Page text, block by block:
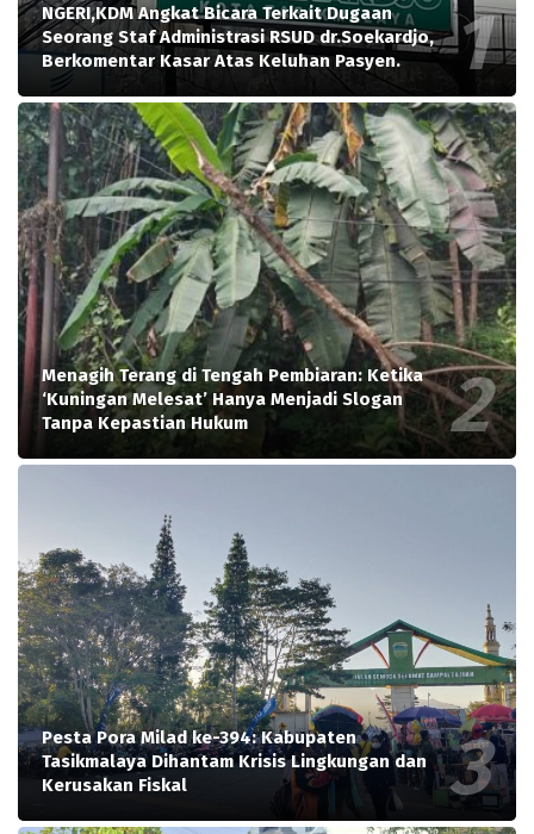
NGERI,KDM Angkat Bicara Terkait Dugaan
Seorang Staf Administrasi RSUD dr.Soekardjo,
Berkomentar Kasar Atas Keluhan Pasyen.
Menagih Terang di Tengah Pembiaran: Ketika
‘Kuningan Melesat’ Hanya Menjadi Slogan
Tanpa Kepastian Hukum
Pesta Pora Milad ke-394: Kabupaten
Tasikmalaya Dihantam Krisis Lingkungan dan
Kerusakan Fiskal